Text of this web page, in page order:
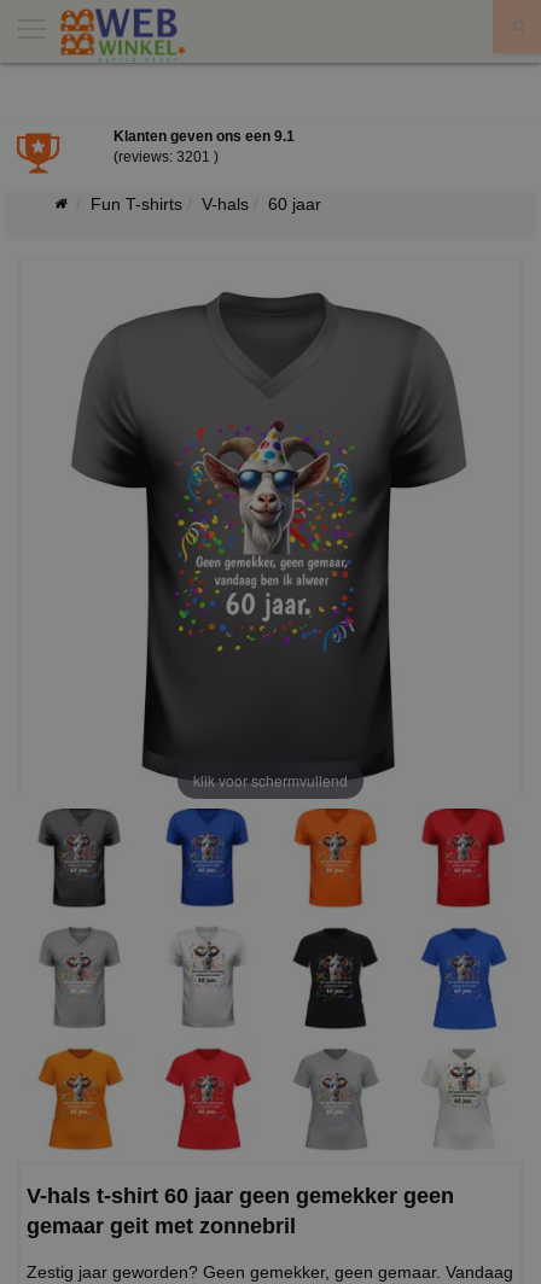
Klanten geven ons een 9.1
(reviews: 3201 )
Fun T-shirts V-hals 60 jaar
klik voor schermvullend
V-hals t-shirt 60 jaar geen gemekker geen
gemaar geit met zonnebril
Zestig jaar geworden? Geen gemekker, geen gemaar. Vandaag